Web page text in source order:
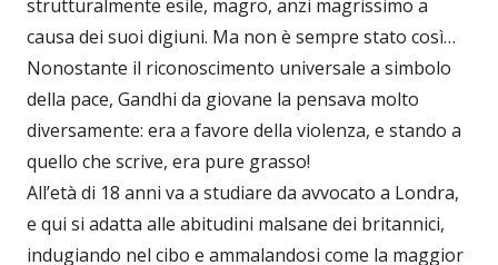
strutturalmente esile, magro, anzi magrissimo a
causa dei suoi digiuni. Ma non è sempre stato così…
Nonostante il riconoscimento universale a simbolo
della pace, Gandhi da giovane la pensava molto
diversamente: era a favore della violenza, e stando a
quello che scrive, era pure grasso!
All’età di 18 anni va a studiare da avvocato a Londra,
e qui si adatta alle abitudini malsane dei britannici,
indugiando nel cibo e ammalandosi come la maggior